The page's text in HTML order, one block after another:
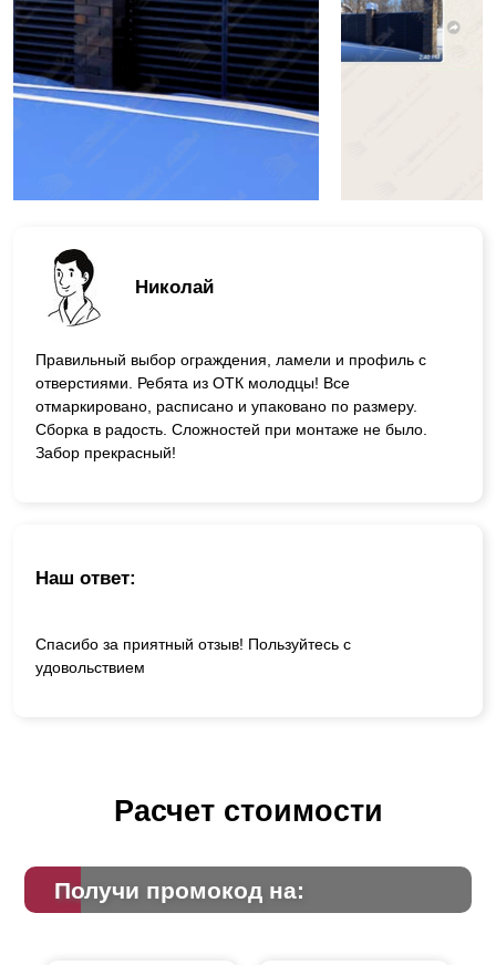
Николай
Правильный выбор ограждения, ламели и профиль с
отверстиями. Ребята из ОТК молодцы! Все
отмаркировано, расписано и упаковано по размеру.
Сборка в радость. Сложностей при монтаже не было.
Забор прекрасный!
Наш ответ:
Спасибо за приятный отзыв! Пользуйтесь с
удовольствием
Расчет стоимости
Получи промокод на: